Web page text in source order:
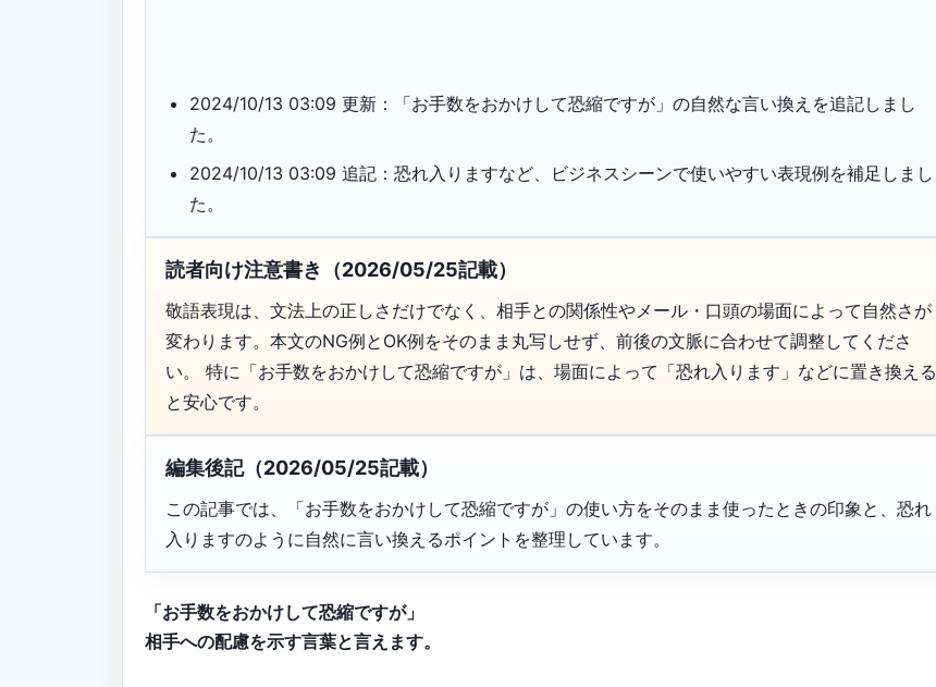
2024/10/13 03:09 更新：「お手数をおかけして恐縮ですが」の自然な言い換えを追記しまし
た。
2024/10/13 03:09 追記：恐れ入りますなど、ビジネスシーンで使いやすい表現例を補足しまし
た。
読者向け注意書き（2026/05/25記載）
敬語表現は、文法上の正しさだけでなく、相手との関係性やメール・口頭の場面によって自然さが
変わります。本文のNG例とOK例をそのまま丸写しせず、前後の文脈に合わせて調整してくださ
い。 特に「お手数をおかけして恐縮ですが」は、場面によって「恐れ入ります」などに置き換える
と安心です。
編集後記（2026/05/25記載）
この記事では、「お手数をおかけして恐縮ですが」の使い方をそのまま使ったときの印象と、恐れ
入りますのように自然に言い換えるポイントを整理しています。
「お手数をおかけして恐縮ですが」
相手への配慮を示す言葉と言えます。